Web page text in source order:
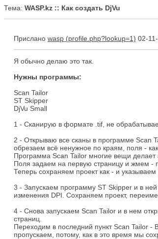
Тема: WASP.kz :: Как создать DjVu
Прислано wasp 02-
Я обычно делаю это так.
Нужны программы:
Scan Tailor
ST Skipper
DjVu Small
1 - Сканирую в формате .tif, не
2 - Открываю все сканы в программе Scan
обрезаем всё ненужное по краям, поля -
Программа Scan Tailor многие вещи делает
Поля задаем на первую страницу и жмем -
Теперь сохраняем проект как - и
3 - Запускаем программу ST Skipper и в
изменения DPI. Сохраняем проект,
4 - Снова запускаем Scan Tailor и в нем
страниц.
Переходим в последний пункт Scan Tailor
пропускаем, потому, как в это время мы